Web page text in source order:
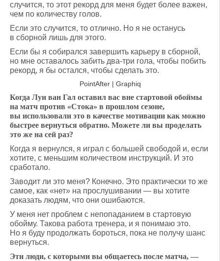
случится, то этот рекорд для меня будет более важен,
чем по количеству голов.
Если это случится, то отлично. Но я не останусь
в сборной лишь для этого.
Если бы я собирался завершить карьеру в сборной,
но мне оставалось забить два-три гола, чтобы побить
рекорд, я бы остался, чтобы сделать это.
PointAfter | Graphiq
Когда Луи ван Гал оставил вас вне стартовой обоймы
на матч против «Стока» в прошлом сезоне,
вы использовали это в качестве мотивации как можно
быстрее вернуться обратно. Можете ли вы проделать
это же на сей раз?
Когда я вернулся, я играл с большей свободой и, если
хотите, с меньшим количеством инструкций. И это
сработало.
Заводит ли это меня? Конечно. Это практически то же
самое, как «нет» на прослушивании — вы хотите
доказать людям, что они ошибаются.
У меня нет проблем с непопаданием в стартовую
обойму. Такова работа тренера, и я понимаю это.
Но я буду продолжать бороться, пока не получу шанс
вернуться.
Эти люди, с которыми вы общаетесь после матча, —